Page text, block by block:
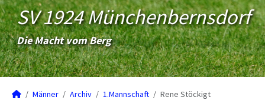
SV 1924 Münchenbernsdorf
Die Macht vom Berg
Männer Archiv 1.Mannschaft Rene Stöckigt